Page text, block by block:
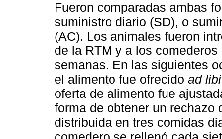
Fueron comparadas ambas
suministro diario (SD), o
(AC). Los animales fueron
de la RTM y a los
semanas. En las siguientes
el alimento fue ofrecido ad
oferta de alimento fue
forma de obtener un rechazo
distribuida en tres comidas